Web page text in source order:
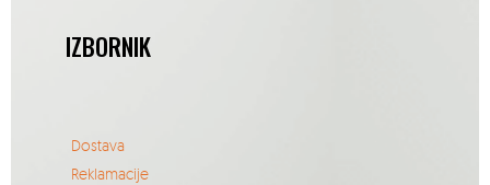
IZBORNIK
Dostava
Reklamacije